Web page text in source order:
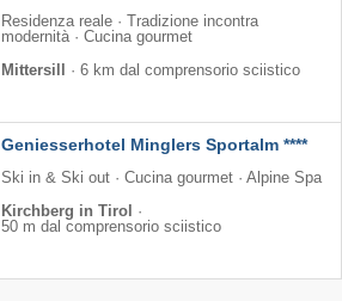
Residenza reale · Tradizione incontra
modernità · Cucina gourmet
Mittersill
· 6 km dal comprensorio sciistico
Geniesserhotel Minglers Sportalm ****
Ski in & Ski out · Cucina gourmet · Alpine Spa
Kirchberg in Tirol
·
50 m dal comprensorio sciistico